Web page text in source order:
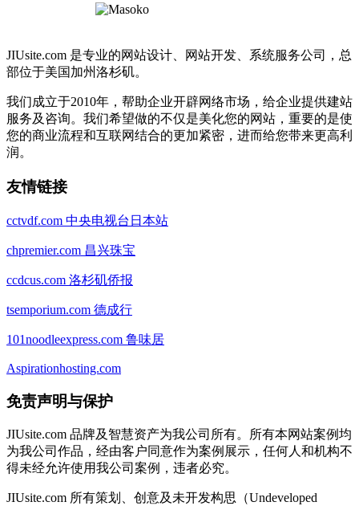
JIUsite.com 是专业的网站设计、网站开发、系统服务公司，总
部位于美国加州洛杉矶。
我们成立于2010年，帮助企业开辟网络市场，给企业提供建站
服务及咨询。我们希望做的不仅是美化您的网站，重要的是使
您的商业流程和互联网结合的更加紧密，进而给您带来更高利
润。
友情链接
cctvdf.com 中央电视台日本站
chpremier.com 昌兴珠宝
ccdcus.com 洛杉矶侨报
tsemporium.com 德成行
101noodleexpress.com 鲁味居
Aspirationhosting.com
免责声明与保护
JIUsite.com 品牌及智慧资产为我公司所有。所有本网站案例均
为我公司作品，经由客户同意作为案例展示，任何人和机构不
得未经允许使用我公司案例，违者必究。
JIUsite.com 所有策划、创意及未开发构思（Undeveloped